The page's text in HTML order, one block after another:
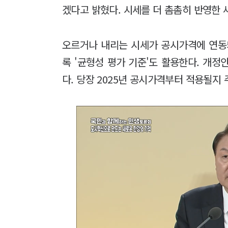
겠다고 밝혔다. 시세를 더 촘촘히 반영
오르거나 내리는 시세가 공시가격에 연
록 '균형성 평가 기준'도 활용한다. 개정
다. 당장 2025년 공시가격부터 적용될